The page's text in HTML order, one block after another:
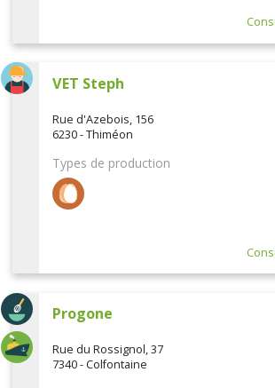
VET Steph
Rue d'Azebois, 156
6230 - Thiméon
Types de production
Progone
Rue du Rossignol, 37
7340 - Colfontaine